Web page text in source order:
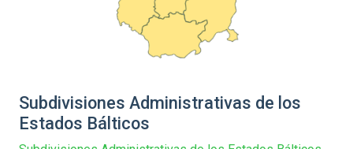
Subdivisiones Administrativas de los
Estados Bálticos